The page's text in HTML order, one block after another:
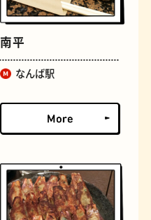
おいもスイーツ
南平
なんば駅